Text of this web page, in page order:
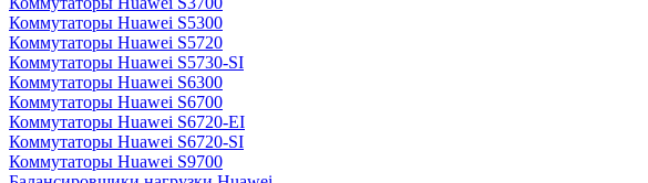
Коммутаторы Huawei S5300
Коммутаторы Huawei S5720
Коммутаторы Huawei S5730-SI
Коммутаторы Huawei S6300
Коммутаторы Huawei S6700
Коммутаторы Huawei S6720-EI
Коммутаторы Huawei S6720-SI
Коммутаторы Huawei S9700